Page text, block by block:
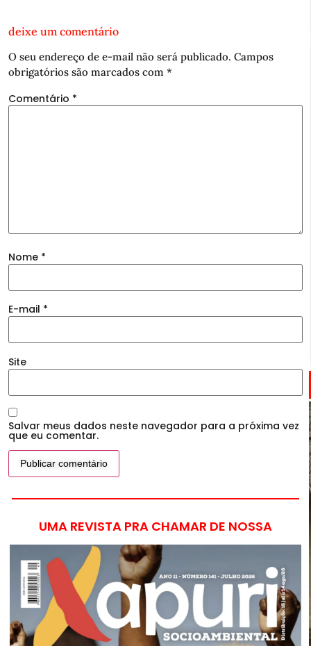
deixe um comentário
O seu endereço de e-mail não será publicado. Campos
obrigatórios são marcados com *
Comentário *
Nome *
E-mail *
Site
Salvar meus dados neste navegador para a próxima vez
que eu comentar.
UMA REVISTA PRA CHAMAR DE NOSSA